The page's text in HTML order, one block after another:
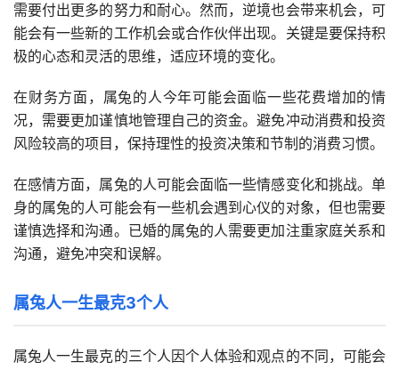
需要付出更多的努力和耐心。然而，逆境也会带来机会，可
能会有一些新的工作机会或合作伙伴出现。关键是要保持积
极的心态和灵活的思维，适应环境的变化。
在财务方面，属兔的人今年可能会面临一些花费增加的情
况，需要更加谨慎地管理自己的资金。避免冲动消费和投资
风险较高的项目，保持理性的投资决策和节制的消费习惯。
在感情方面，属兔的人可能会面临一些情感变化和挑战。单
身的属兔的人可能会有一些机会遇到心仪的对象，但也需要
谨慎选择和沟通。已婚的属兔的人需要更加注重家庭关系和
沟通，避免冲突和误解。
属兔人一生最克3个人
属兔人一生最克的三个人因个人体验和观点的不同，可能会